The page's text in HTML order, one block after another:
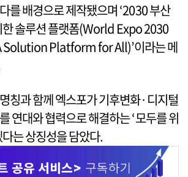
를 배경으로 제작됐으며 ‘2030 부산
한 솔루션 플랫폼(World Expo 2030
Solution Platform for All)’이라는 메
칭과 함께 엑스포가 기후변화·디지털
연대와 협력으로 해결하는 ‘모두를 위
는 상징성을 담았다.